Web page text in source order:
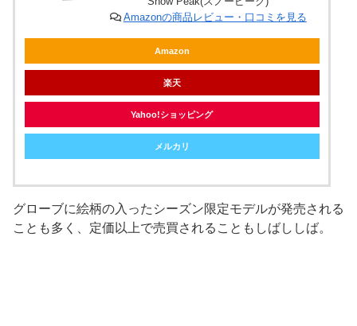
Amazonの商品レビュー・口コミを見る
Amazon
楽天
Yahoo!ショッピング
メルカリ
グローブに絵柄の入ったシーズン限定モデルが発売される
ことも多く、定価以上で売買されることもしばししば。